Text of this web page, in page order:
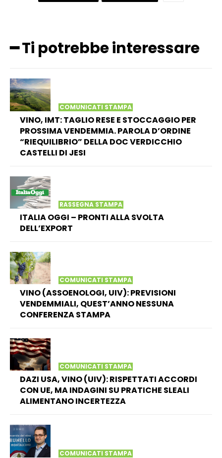
━ Ti potrebbe interessare
COMUNICATI STAMPA
VINO, IMT: TAGLIO RESE E STOCCAGGIO PER
PROSSIMA VENDEMMIA. PAROLA D’ORDINE
“RIEQUILIBRIO” DELLA DOC VERDICCHIO
CASTELLI DI JESI
RASSEGNA STAMPA
ITALIA OGGI – PRONTI ALLA SVOLTA
DELL’EXPORT
COMUNICATI STAMPA
VINO (ASSOENOLOGI, UIV): PREVISIONI
VENDEMMIALI, QUEST’ANNO NESSUNA
CONFERENZA STAMPA
COMUNICATI STAMPA
DAZI USA, VINO (UIV): RISPETTATI ACCORDI
CON UE, MA INDAGINI SU PRATICHE SLEALI
ALIMENTANO INCERTEZZA
COMUNICATI STAMPA